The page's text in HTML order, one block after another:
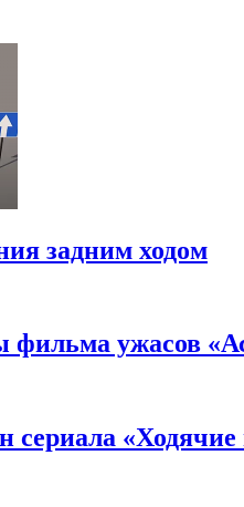
задним ходом
фильма ужасов
сериала